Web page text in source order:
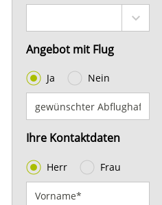
Angebot mit Flug
Ja Nein
Ihre Kontaktdaten
Herr Frau